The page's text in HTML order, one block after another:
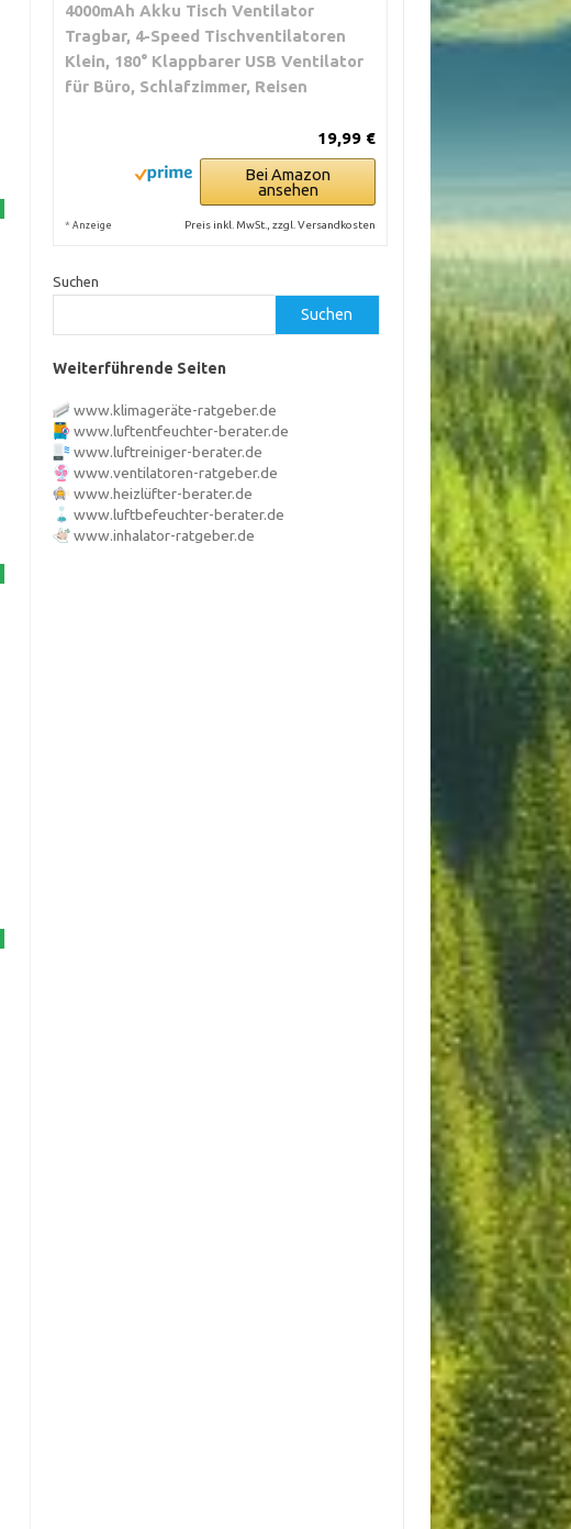
4000mAh Akku Tisch Ventilator
Tragbar, 4-Speed Tischventilatoren
Klein, 180° Klappbarer USB Ventilator
für Büro, Schlafzimmer, Reisen
19,99 €
Bei Amazon
ansehen
* Anzeige Preis inkl. MwSt., zzgl. Versandkosten
Suchen
Suchen
Weiterführende Seiten
www.klimageräte-ratgeber.de
www.luftentfeuchter-berater.de
www.luftreiniger-berater.de
www.ventilatoren-ratgeber.de
www.heizlüfter-berater.de
www.luftbefeuchter-berater.de
www.inhalator-ratgeber.de